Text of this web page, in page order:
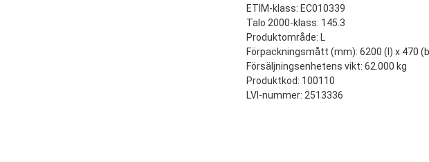
ETIM-klass: EC010339
Talo 2000-klass: 145.3
Produktområde: L
Förpackningsmått (mm): 6200 (l) x 470
Försäljningsenhetens vikt: 62.000 kg
Produktkod: 100110
LVI-nummer: 2513336